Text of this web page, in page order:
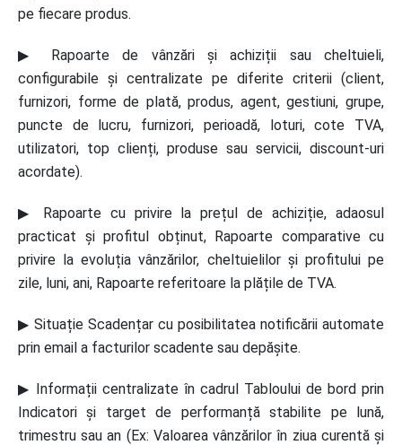
pe fiecare produs.
▶ Rapoarte de vânzări și achiziții sau cheltuieli,
configurabile și centralizate pe diferite criterii (client,
furnizori, forme de plată, produs, agent, gestiuni, grupe,
puncte de lucru, furnizori, perioadă, loturi, cote TVA,
utilizatori, top clienți, produse sau servicii, discount-uri
acordate).
▶ Rapoarte cu privire la prețul de achiziție, adaosul
practicat și profitul obținut, Rapoarte comparative cu
privire la evoluția vânzărilor, cheltuielilor și profitului pe
zile, luni, ani, Rapoarte referitoare la plățile de TVA.
▶ Situație Scadențar cu posibilitatea notificării automate
prin email a facturilor scadente sau depășite.
▶ Informații centralizate în cadrul Tabloului de bord prin
Indicatori și target de performanță stabilite pe lună,
trimestru sau an (Ex: Valoarea vânzărilor în ziua curentă și